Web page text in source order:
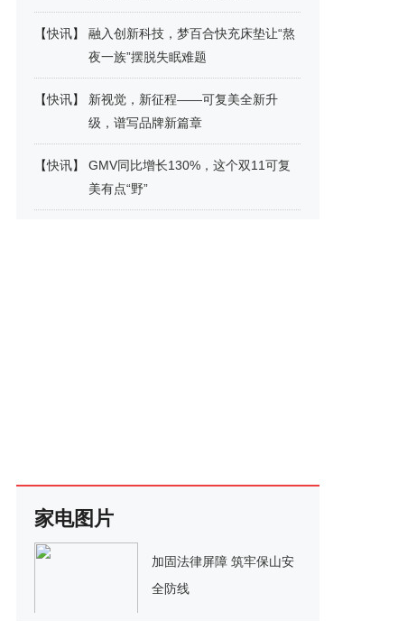
【快讯】
融入创新科技，梦百合快充床垫让“熬
夜一族”摆脱失眠难题
【快讯】
新视觉，新征程——可复美全新升
级，谱写品牌新篇章
【快讯】
GMV同比增长130%，这个双11可复
美有点“野”
家电图片
加固法律屏障 筑牢保山安
全防线